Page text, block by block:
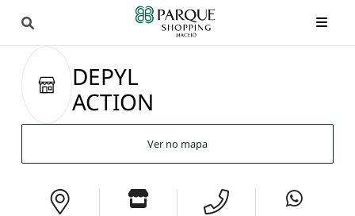
DEPYL
ACTION
Ver no mapa